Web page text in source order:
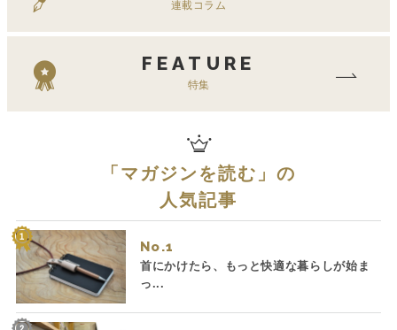
連載コラム
FEATURE
特集
「 マガジンを読む 」の
人気記事
No.
首にかけたら、もっと快適な暮らしが始ま
っ...